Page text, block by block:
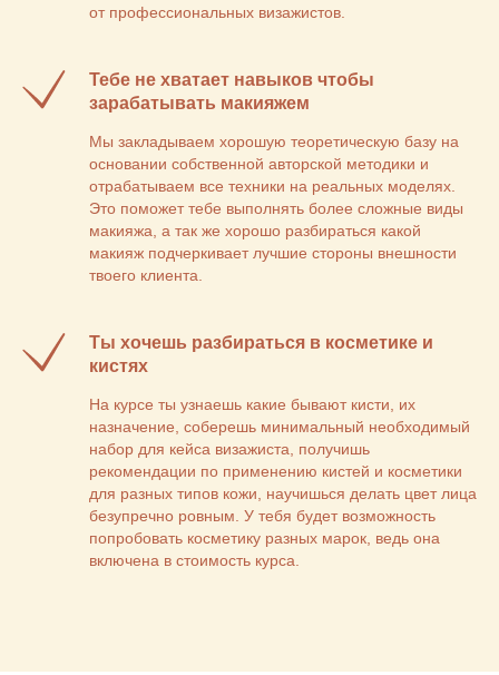
от профессиональных визажистов.
Тебе не хватает навыков чтобы
зарабатывать макияжем
Мы закладываем хорошую теоретическую базу на
основании собственной авторской методики и
отрабатываем все техники на реальных моделях.
Это поможет тебе выполнять более сложные виды
макияжа, а так же хорошо разбираться какой
макияж подчеркивает лучшие стороны внешности
твоего клиента.
Ты хочешь разбираться в косметике и
кистях
На курсе ты узнаешь какие бывают кисти, их
назначение, соберешь минимальный необходимый
набор для кейса визажиста, получишь
рекомендации по применению кистей и косметики
для разных типов кожи, научишься делать цвет лица
безупречно ровным. У тебя будет возможность
попробовать косметику разных марок, ведь она
включена в стоимость курса.